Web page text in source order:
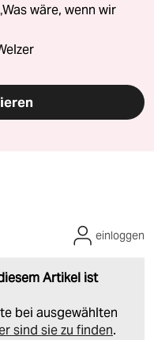
wäre, wenn wir
Artikel ist
bei ausgewählten
sind sie zu finden.
einloggen